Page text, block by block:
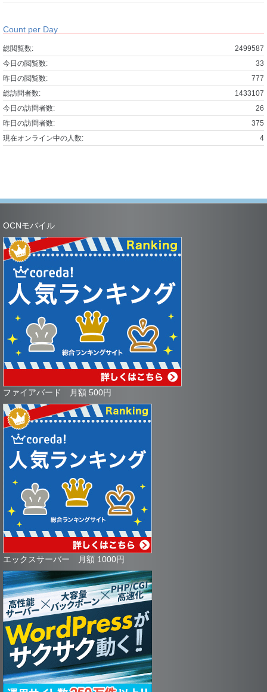
Count per Day
2499587
総閲覧数:
33
今日の閲覧数:
777
昨日の閲覧数:
1433107
総訪問者数:
26
今日の訪問者数:
375
昨日の訪問者数:
4
現在オンライン中の人数:
OCNモバイル
ファイアバード 月額 500円
エックスサーバー 月額 1000円